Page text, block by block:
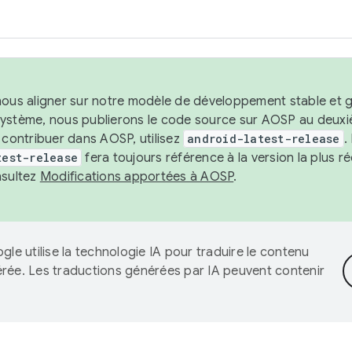
aligner sur notre modèle de développement stable et
nous publierons le code source sur AOSP au
dans AOSP, utilisez android-latest-release .
release fera toujours référence à la version la plus
Modifications apportées à AOSP.
utilise la technologie IA pour traduire le contenu
Les traductions générées par IA peuvent contenir